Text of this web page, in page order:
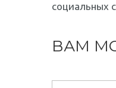
социальных
ВАМ